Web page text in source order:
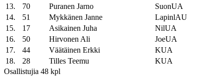
13.
70 Puranen Jarno SuonUA
14.
51 Mykkänen Janne LapinlAU
15.
17 Asikainen Juha NilUA
16.
50 Hirvonen Ali JoeUA
17.
44 Väätäinen Erkki KUA
18.
28 Tilles Teemu KUA
Osallistujia 48 kpl